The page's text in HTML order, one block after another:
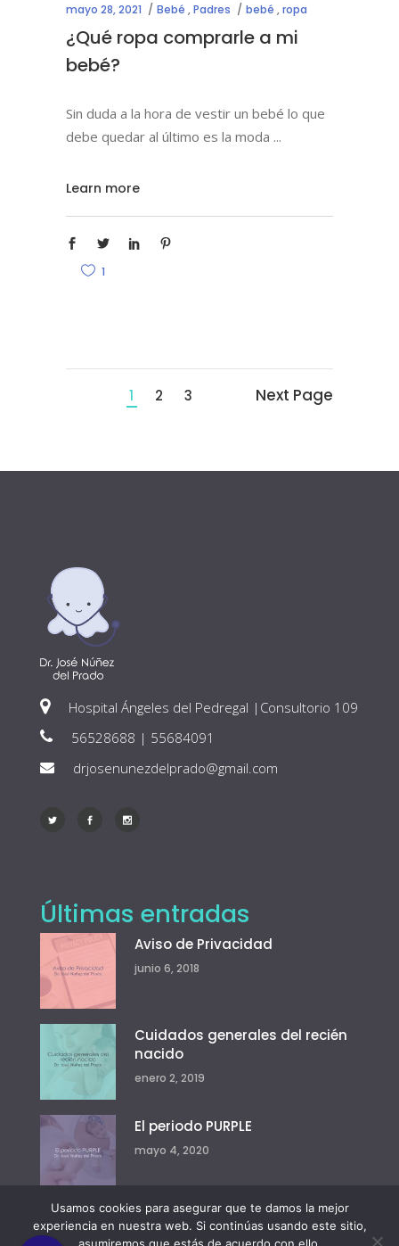
mayo 28, 2021 Bebé ,Padres bebé ,ropa
¿Qué ropa comprarle a mi
bebé?
Sin duda a la hora de vestir un bebé lo que
debe quedar al último es la moda
Learn more
1
1 2 3 Next Page
Hospital Ángeles del Pedregal |Consultorio 109
56528688 | 55684091
drjosenunezdelprado@gmail.com
Últimas entradas
Aviso de Privacidad
junio 6, 2018
Cuidados generales del recién
nacido
enero 2, 2019
El periodo PURPLE
mayo 4, 2020
Usamos cookies para asegurar que te damos la mejor
experiencia en nuestra web. Si continúas usando este sitio,